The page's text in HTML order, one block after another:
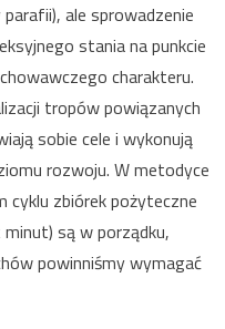
ale sprowadzenie
stania na punkcie
charakteru.
tropów powiązanych
sobie cele i wykonują
rozwoju. W metodyce
cyklu zbiórek pożyteczne
są w porządku,
powinniśmy wymagać